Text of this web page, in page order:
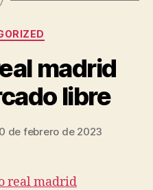
madrid
libre
de febrero de 2023